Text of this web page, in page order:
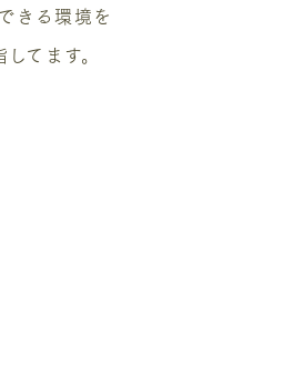
きる環境を
してます。